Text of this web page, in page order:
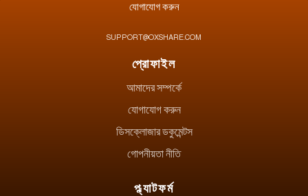
যোগাযোগ করুন
SUPPORT@OXSHARE.COM
প্রোফাইল
আমাদের সম্পর্কে
যোগাযোগ করুন
ডিসক্লোজার ডকুমেন্টস
গোপনীয়তা নীতি
প্ল্যাটফর্ম